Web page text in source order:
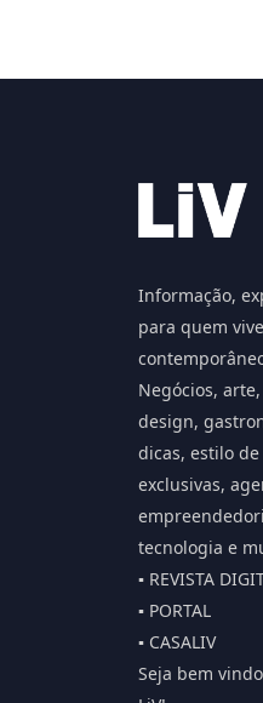
Informação,
para quem
Negócios,
design,
dicas, estilo
exclusivas,
tecnologia e
▪️ REVISTA
▪️ PORTAL
▪️ CASALIV
Seja bem